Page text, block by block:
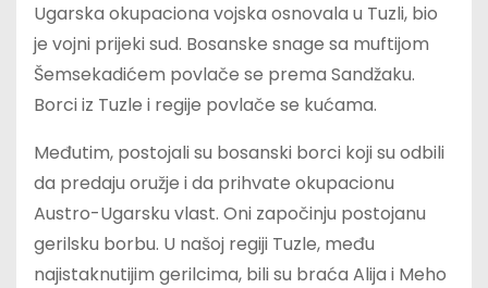
Ugarska okupaciona vojska osnovala u Tuzli, bio
je vojni prijeki sud. Bosanske snage sa muftijom
Šemsekadićem povlače se prema Sandžaku.
Borci iz Tuzle i regije povlače se kućama.
Međutim, postojali su bosanski borci koji su odbili
da predaju oružje i da prihvate okupacionu
Austro-Ugarsku vlast. Oni započinju postojanu
gerilsku borbu. U našoj regiji Tuzle, među
najistaknutijim gerilcima, bili su braća Alija i Meho